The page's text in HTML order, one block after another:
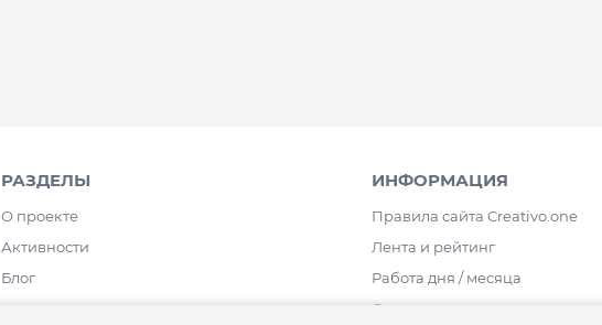
РАЗДЕЛЫ
О проекте
Активности
Блог
ИНФОРМАЦИЯ
Правила сайта Creativo.one
Лента и рейтинг
Работа дня / месяца
Опросы